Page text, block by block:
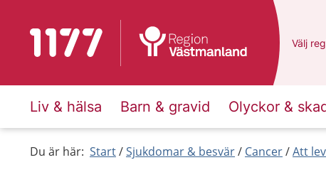
Till startsidan för 1177 Du har
Välj en
Liv & hälsa Barn & gravid Olyckor &
Du är här: Start Sjukdomar & besvär Cancer Att